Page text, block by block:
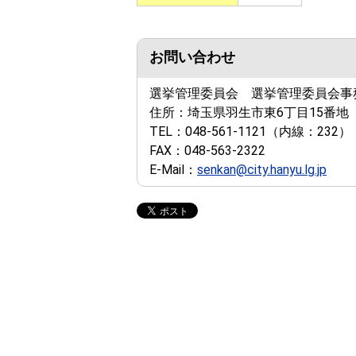
お問い合わせ
選挙管理委員会 選挙管理委員会事
住所： 埼玉県羽生市東6丁目15番地
TEL： 048-561-1121
（内線：232）
FAX： 048-563-2322
E-Mail： senkan@city.hanyu.lg.jp